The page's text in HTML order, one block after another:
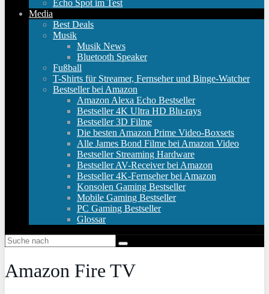
Echo Spot im Test
Media
Best Deals
Musik
Musik News
Bluetooth Speaker
Fußball
T-Shirts für Streamer, Fernseher und Binge-Watcher
Bestseller bei Amazon
Amazon Alexa Echo Bestseller
Bestseller 4K Ultra HD Blu-rays
Bestseller 3D Filme
Die besten Amazon Prime Video-Boxsets
Alle James Bond Filme bei Amazon Video
Bestseller Streaming Hardware
Bestseller AV-Receiver bei Amazon
Bestseller 4K-Fernseher bei Amazon
Konsolen Gaming Bestseller
Mobile Gaming Bestseller
PC Gaming Bestseller
Glossar
Amazon Fire TV